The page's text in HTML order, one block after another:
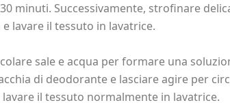
minuti. Successivamente, strofinare
lavare il tessuto in lavatrice.
sale e acqua per formare una
di deodorante e lasciare agire per
lavare il tessuto normalmente in lavatrice.